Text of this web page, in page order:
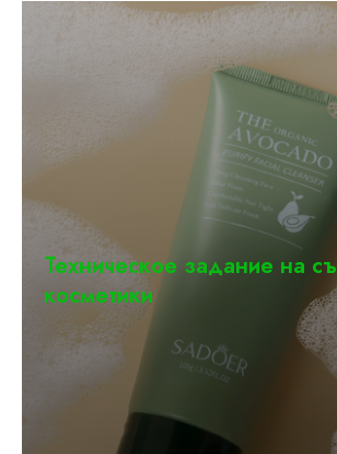
Техническое задание на
косметики